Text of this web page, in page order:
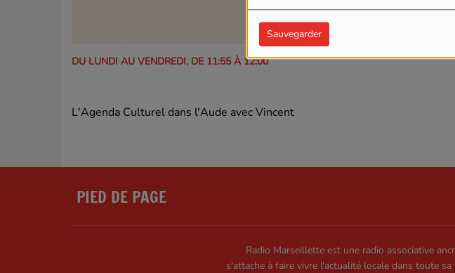
Sauvegarder
DU LUNDI AU VENDREDI, DE 11:55 À 12:00
L'Agenda Culturel dans l'Aude avec Vincent
PIED DE PAGE
Radio Marseillette est une radio associative
s'attache à faire vivre l'actualité locale dans toute